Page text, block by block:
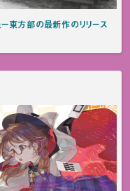
東方部の最新作のリリース